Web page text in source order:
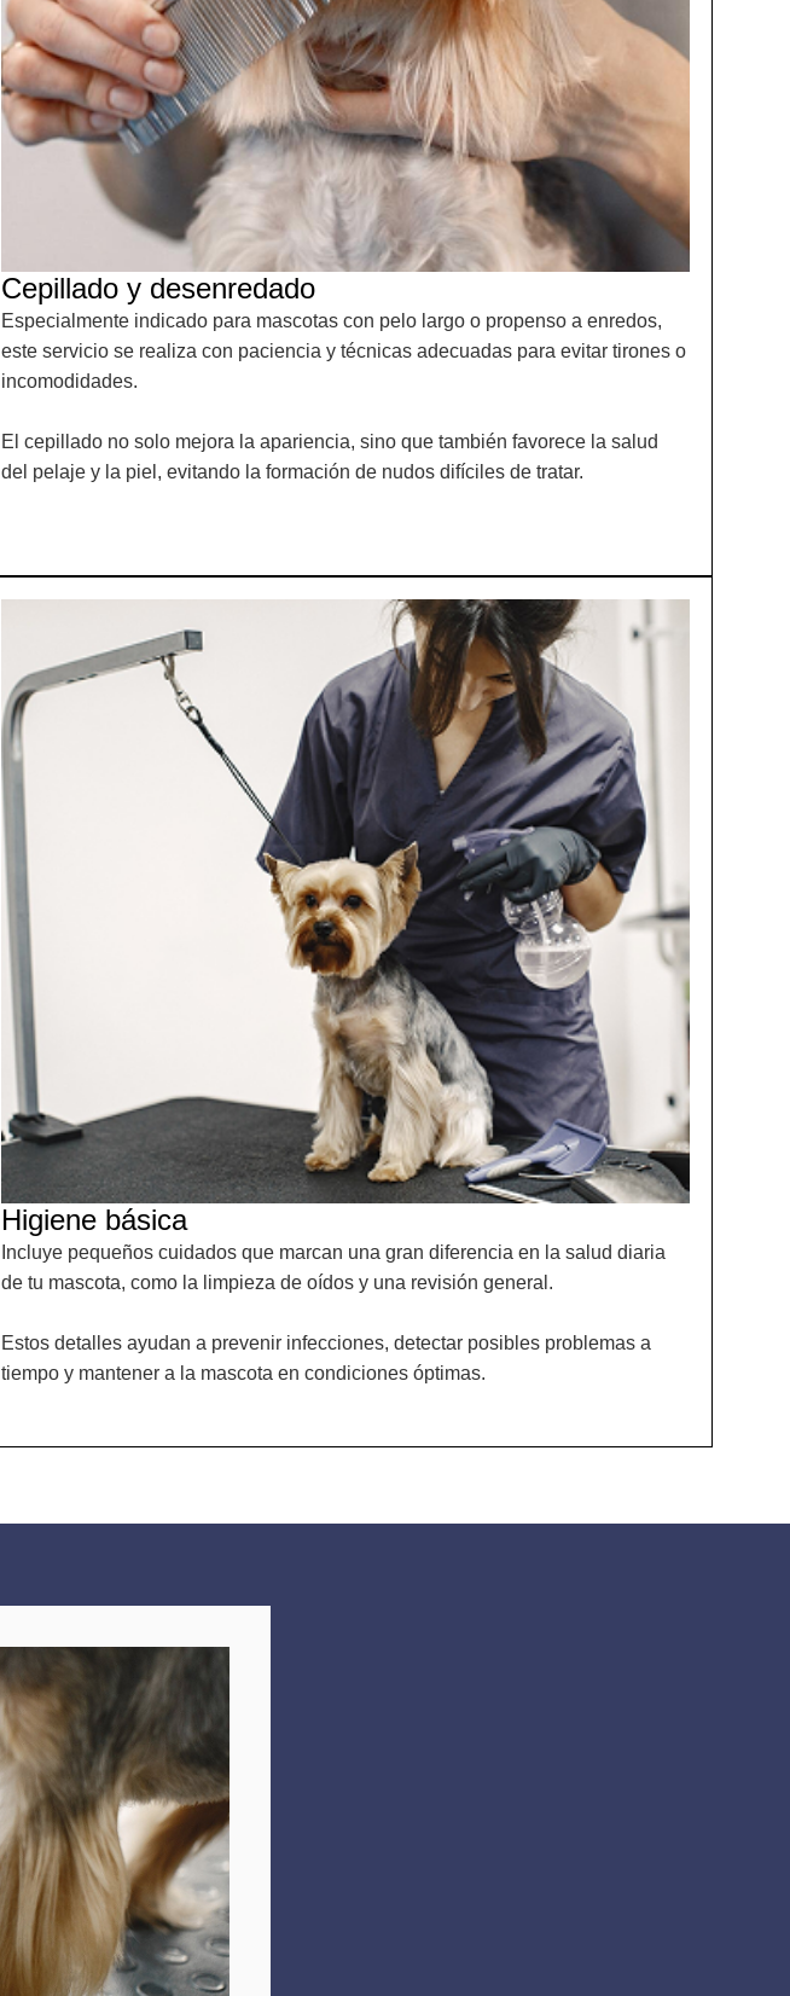
Cepillado y desenredado
Especialmente indicado para mascotas con pelo largo o propenso a enredos,
este servicio se realiza con paciencia y técnicas adecuadas para evitar tirones o
incomodidades.
El cepillado no solo mejora la apariencia, sino que también favorece la salud
del pelaje y la piel, evitando la formación de nudos difíciles de tratar.
Higiene básica
Incluye pequeños cuidados que marcan una gran diferencia en la salud diaria
de tu mascota, como la limpieza de oídos y una revisión general.
Estos detalles ayudan a prevenir infecciones, detectar posibles problemas a
tiempo y mantener a la mascota en condiciones óptimas.